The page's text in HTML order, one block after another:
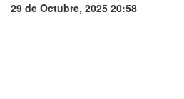
29 de Octubre, 2025 20:58